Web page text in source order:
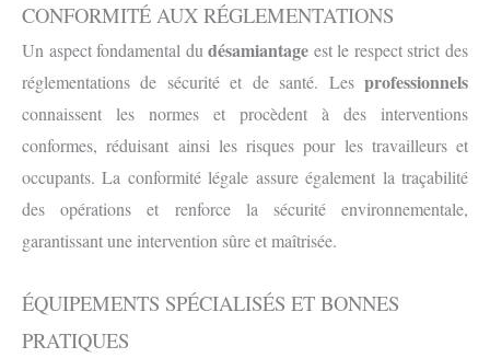
CONFORMITÉ AUX RÉGLEMENTATIONS
Un aspect fondamental dudésamiantage est le respect strict des
réglementations de sécurité et de santé. Les professionnels
connaissent les normes et procèdent à des interventions
conformes, réduisant ainsi les risques pour les travailleurs et
occupants. La conformité légale assure également la traçabilité
des opérations et renforce la sécurité environnementale,
garantissant une intervention sûre et maîtrisée.
ÉQUIPEMENTS SPÉCIALISÉS ET BONNES
PRATIQUES